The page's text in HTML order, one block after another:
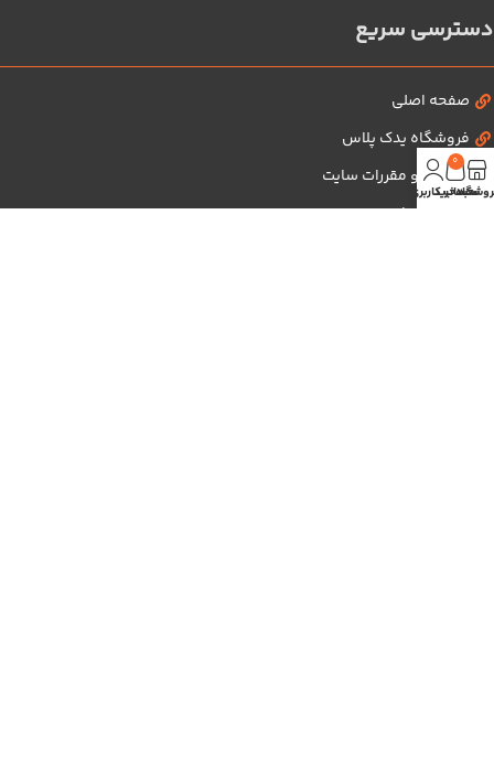
دسترسی سریع
صفحه اصلی
فروشگاه یدک پلاس
قوانین و مقررات سایت
تماس با ما
0
سبد خرید
حساب کاربری من